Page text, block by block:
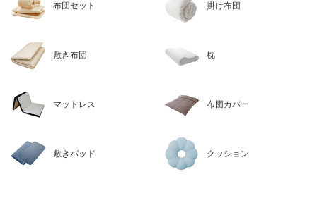
布団セット 掛け布団
敷き布団 枕
マットレス 布団カバー
敷きパッド クッション